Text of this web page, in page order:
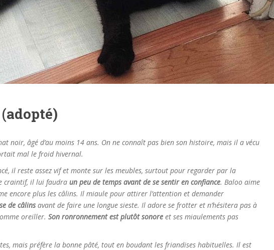
noir, âgé d’au moins 14 ans. On ne connaît pas bien son histoire, mais il a vécu
mal le froid hivernal.
il reste assez vif et monte sur les meubles, surtout pour regarder par la
craintif, il lui faudra un peu de temps avant de se sentir en confiance. Baloo aime
encore plus les câlins. Il miaule pour attirer l’attention et demander
de câlinsavant de faire une longue sieste. Il adore se frotter et n’hésitera pas à
oreiller. Son ronronnement est plutôt sonore et ses miaulements pas
mais préfère la bonne pâté, tout en boudant les friandises habituelles. Il est